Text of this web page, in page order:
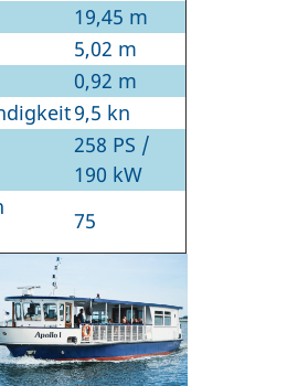
19,45 m
5,02 m
0,92 m
9,5 kn
258 PS /
190 kW
75